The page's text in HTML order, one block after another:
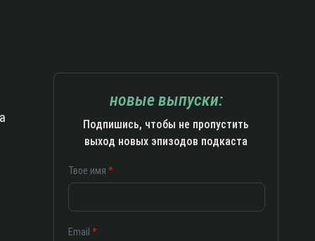
новые выпуски:
Подпишись, чтобы не пропустить
выход новых эпизодов подкаста
Твое имя
Email